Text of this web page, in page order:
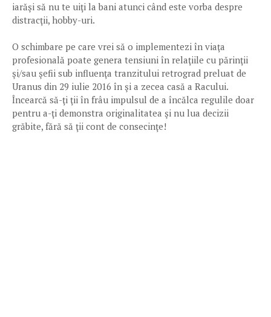
iarăşi să nu te uiţi la bani atunci când este vorba despre
distracţii, hobby-uri.
O schimbare pe care vrei să o implementezi în viaţa
profesională poate genera tensiuni în relaţiile cu părinţii
şi/sau şefii sub influenţa tranzitului retrograd preluat de
Uranus din 29 iulie 2016 în şi a zecea casă a Racului.
Încearcă să-ţi ţii în frâu impulsul de a încălca regulile doar
pentru a-ţi demonstra originalitatea şi nu lua decizii
grăbite, fără să ţii cont de consecinţe!